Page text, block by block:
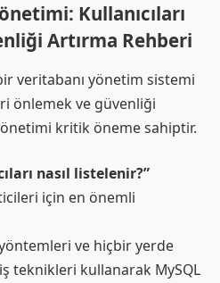
Kullanıcıları
Artırma Rehberi
veritabanı yönetim sistemi
önlemek ve güvenliği
kritik öneme sahiptir.
nasıl listelenir?”
için en önemli
ve hiçbir yerde
teknikleri kullanarak MySQL